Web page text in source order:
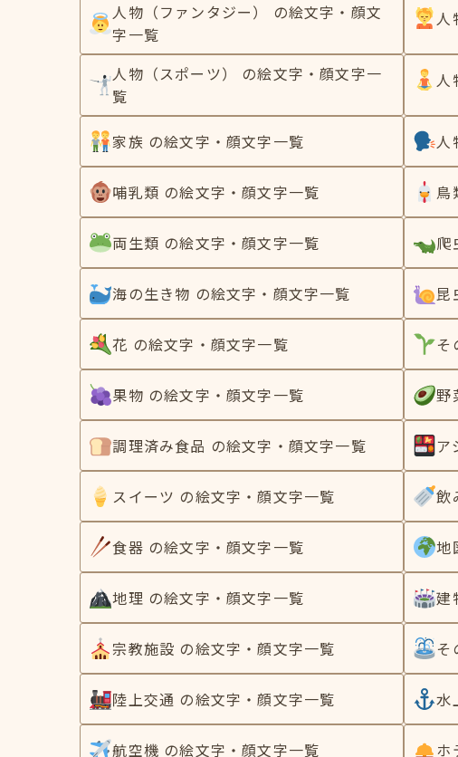
人物（ファンタジー） の絵文字・顔文
字一覧
人
人物（スポーツ） の絵文字・顔文字一
覧
人
家族 の絵文字・顔文字一覧 人
哺乳類 の絵文字・顔文字一覧 鳥
両生類 の絵文字・顔文字一覧 爬
海の生き物 の絵文字・顔文字一覧 昆
花 の絵文字・顔文字一覧 そ
果物 の絵文字・顔文字一覧 野
調理済み食品 の絵文字・顔文字一覧 ア
スイーツ の絵文字・顔文字一覧 飲
食器 の絵文字・顔文字一覧 地
地理 の絵文字・顔文字一覧 建
宗教施設 の絵文字・顔文字一覧 そ
陸上交通 の絵文字・顔文字一覧 水
航空機 の絵文字・顔文字一覧 ホ